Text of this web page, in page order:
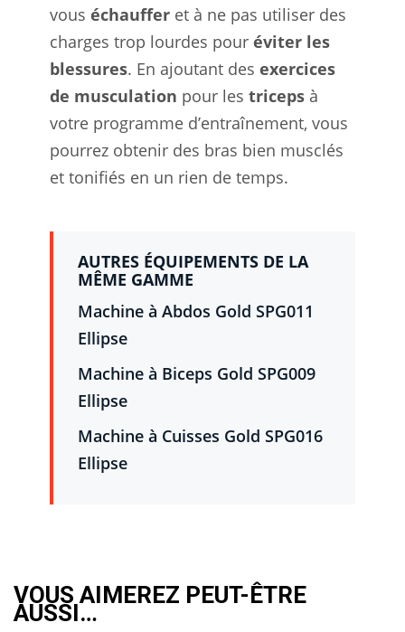
vous échauffer et à ne pas utiliser des
charges trop lourdes pour éviter les
blessures. En ajoutant des exercices
de musculation pour les triceps à
votre programme d’entraînement, vous
pourrez obtenir des bras bien musclés
et tonifiés en un rien de temps.
AUTRES ÉQUIPEMENTS DE LA
MÊME GAMME
Machine à Abdos Gold SPG011
Ellipse
Machine à Biceps Gold SPG009
Ellipse
Machine à Cuisses Gold SPG016
Ellipse
VOUS AIMEREZ PEUT-ÊTRE
AUSSI…